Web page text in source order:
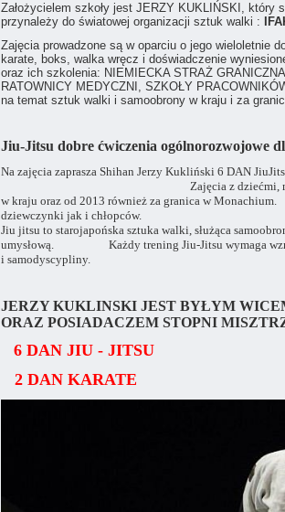
Założycielem szkoły jest JERZY KUKLIŃSKI,
przynależy do światowej organizacji sztuk walki :
Zajęcia prowadzone są w oparciu o jego wieloletnie
karate, boks, walka wręcz i doświadczenie
oraz ich szkolenia: NIEMIECKA STRAŻ
RATOWNICY MEDYCZNI, SZKOŁY
na temat sztuk walki i samoobrony w kraju i za
Jiu-Jitsu dobre ćwiczenia ogólnorozwojowe
Na zajęcia zaprasza Shihan Jerzy Kukliński 6 DAN
Zajęcia z dziećmi, młodzieżą i
w kraju oraz od 2013 również za granica w
dziewczynki jak i chłopców.
Jiu jitsu to starojapońska sztuka walki, służąca
umysłową. Każdy trening Jiu-Jitsu wymaga
i samodyscypliny.
JERZY KUKLINSKI JEST BYŁYM
ORAZ POSIADACZEM STOPNI
6 DAN JIU - JITSU
2 DAN KARATE